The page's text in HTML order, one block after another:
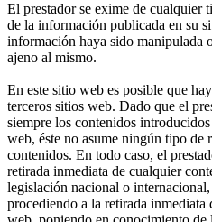
El prestador se exime de cualquier
de la información publicada en su
información haya sido manipulada
ajeno al mismo.
En este sitio web es posible que
terceros sitios web. Dado que el
siempre los contenidos
web, éste no asume ningún tipo de
contenidos. En todo caso, el
retirada inmediata de cualquier
legislación nacional o
procediendo a la retirada